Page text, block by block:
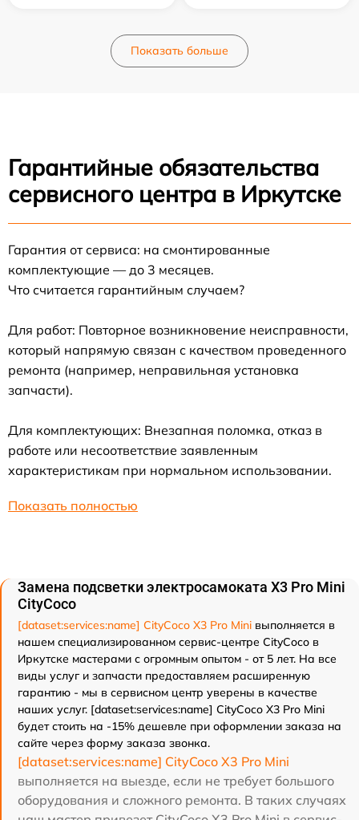
Показать больше
Гарантийные обязательства
сервисного центра в Иркутске
Гарантия от сервиса: на смонтированные
комплектующие — до 3 месяцев.
Что считается гарантийным случаем?
Для работ: Повторное возникновение неисправности,
который напрямую связан с качеством проведенного
ремонта (например, неправильная установка
запчасти).
Для комплектующих: Внезапная поломка, отказ в
работе или несоответствие заявленным
характеристикам при нормальном использовании.
Показать полностью
Замена подсветки электросамоката X3 Pro Mini
CityCoco
[dataset:services:name] CityCoco X3 Pro Mini выполняется в
нашем специализированном сервис-центре CityCoco в
Иркутске мастерами с огромным опытом - от 5 лет. На все
виды услуг и запчасти предоставляем расширенную
гарантию - мы в сервисном центр уверены в качестве
наших услуг. [dataset:services:name] CityCoco X3 Pro Mini
будет стоить на -15% дешевле при оформлении заказа на
сайте через форму заказа звонка.
[dataset:services:name] CityCoco X3 Pro Mini
выполняется на выезде, если не требует большого
оборудования и сложного ремонта. В таких случаях